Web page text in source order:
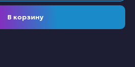
В корзину